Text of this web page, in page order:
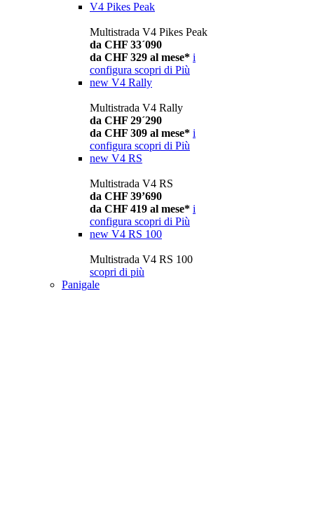
V4 Pikes Peak
Multistrada V4 Pikes Peak
da CHF 33´090
da CHF 329 al mese* i
configura scopri di Più
new V4 Rally
Multistrada V4 Rally
da CHF 29´290
da CHF 309 al mese* i
configura scopri di Più
new V4 RS
Multistrada V4 RS
da CHF 39’690
da CHF 419 al mese* i
configura scopri di Più
new V4 RS 100
Multistrada V4 RS 100
scopri di più
Panigale